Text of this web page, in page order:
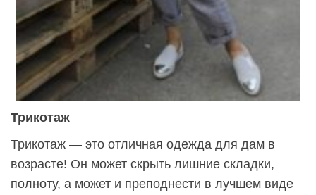
Трикотаж
Трикотаж — это отличная одежда для дам в
возрасте! Он может скрыть лишние складки,
полноту, а может и преподнести в лучшем виде